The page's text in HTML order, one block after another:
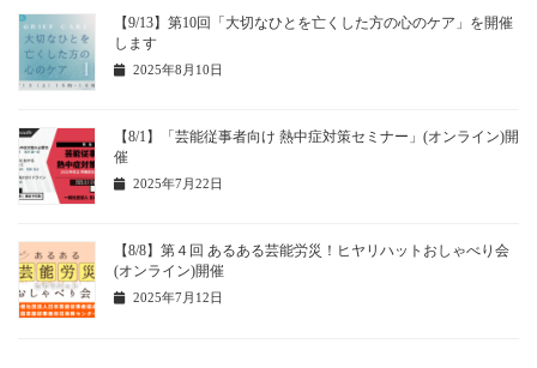
【9/13】第10回「大切なひとを亡くした方の心のケア」を開催
します
2025年8月10日
【8/1】「芸能従事者向け 熱中症対策セミナー」(オンライン)開
催
2025年7月22日
【8/8】第４回 あるある芸能労災！ヒヤリハットおしゃべり会
(オンライン)開催
2025年7月12日